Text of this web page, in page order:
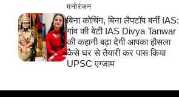
मनोरंजन
बिना कोचिंग, बिना लैपटॉप बनीं IAS:
गांव की बेटी IAS Divya Tanwar
की कहानी बढ़ा देगी आपका हौसला
कैसे घर से तैयारी कर पास किया
UPSC एग्जाम